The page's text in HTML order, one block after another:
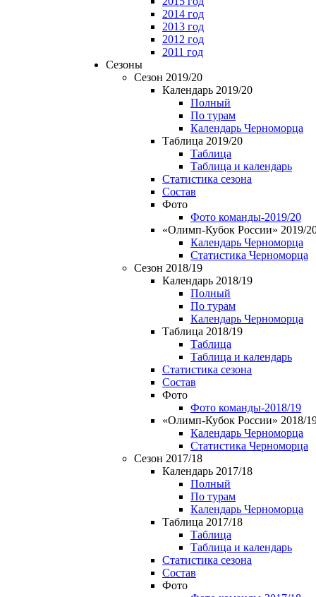
2014 год
2013 год
2012 год
2011 год
Сезоны
Сезон 2019/20
Календарь 2019/20
Полный
По турам
Календарь Черноморца
Таблица 2019/20
Таблица
Таблица и календарь
Статистика сезона
Состав
Фото
Фото команды-2019/20
«Олимп-Кубок России» 2019/
Календарь Черноморца
Статистика Черноморца
Сезон 2018/19
Календарь 2018/19
Полный
По турам
Календарь Черноморца
Таблица 2018/19
Таблица
Таблица и календарь
Статистика сезона
Состав
Фото
Фото команды-2018/19
«Олимп-Кубок России» 2018/
Календарь Черноморца
Статистика Черноморца
Сезон 2017/18
Календарь 2017/18
Полный
По турам
Календарь Черноморца
Таблица 2017/18
Таблица
Таблица и календарь
Статистика сезона
Состав
Фото